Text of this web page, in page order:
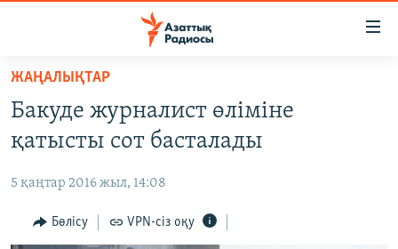
Skip
main
content
to
Navigation
САЯСАТ
ҚАҢТАР ОҚИҒАСЫ
АДАМ ҚҰҚЫҚТАРЫ
ЖАҢАЛЫҚТАР
Бакуде журналист өліміне
қатысты сот басталады
5 қаңтар 2016 жыл, 14:08
Бөлісу VPN-сіз оқу